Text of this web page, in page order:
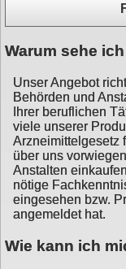
Warum sehe
Unser Angebot
Behörden und
Ihrer beruflichen
viele unserer
Arzneimittelgesetz
über uns
Anstalten
nötige
eingesehen bzw.
angemeldet hat.
Wie kann ich